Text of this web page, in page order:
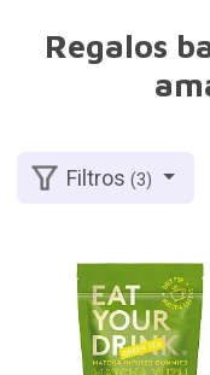
Regalos
Filtros(3)